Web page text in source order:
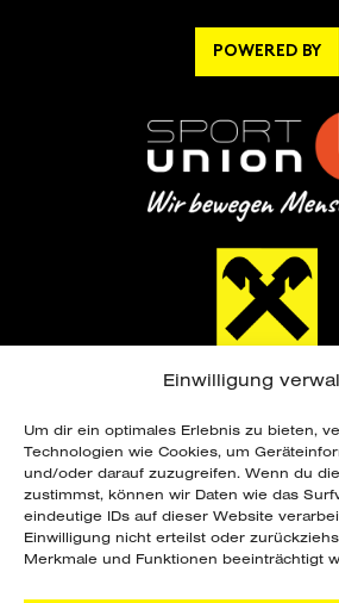
Einwilligung
Um dir ein optimales Erlebnis zu bieten,
Technologien wie Cookies, um
und/oder darauf zuzugreifen. Wenn du
zustimmst, können wir Daten wie das
eindeutige IDs auf dieser Website
Einwilligung nicht erteilst oder
Merkmale und Funktionen beeinträchtigt
POWERED BY
Copyright ©2026 Sportunion
Rechte vorbehalten.